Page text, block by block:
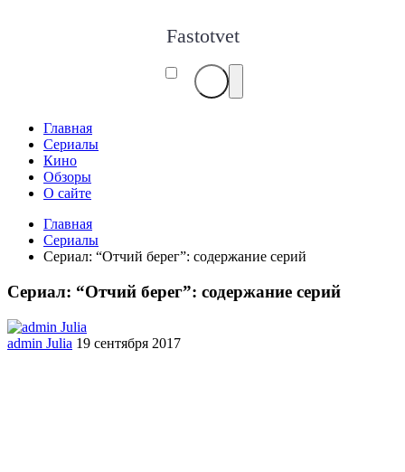
Fastotvet
Главная
Сериалы
Кино
Обзоры
О сайте
Главная
Сериалы
Сериал: “Отчий берег”: содержание серий
Сериал: “Отчий берег”: содержание серий
admin Julia 19 сентября 2017